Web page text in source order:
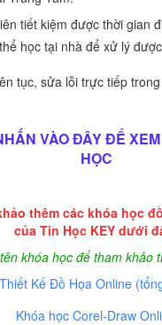
tiết kiệm được thời gian
học tại nhà để xử lý
tục, sửa lỗi trực tiếp
VÀO ĐÂY ĐỂ
HỌC
thêm các khóa học
của Tin Học KEY dưới
khóa học để tham khảo
Thiết Kế Đồ Họa Online
Khóa học Corel-Draw